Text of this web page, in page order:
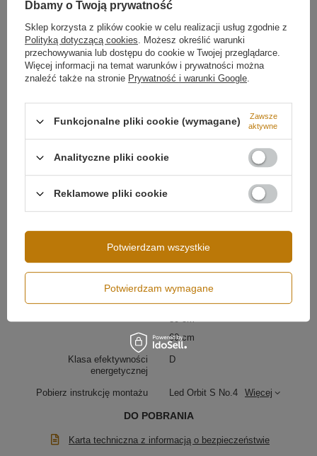
Podsumowanie
Lampa LED Orbit S No.4 w kolorze złoty satynowy
cztery okręgi LED120/100/80/60 cm, ciepłe światło
3000K , aluminiowa oprawa. Regulowana wysokość i
dowolne rozmieszczenieringów LED, stabilne
przestronnych salonów, jadalni, biur oraz
reprezentacyjnych wnętrz komercyjnych.
Możliwość ściemniania Brak ściemniania
Napięcie wejściowe
Klasa szczelności IP20
Średnica profilu
100 cm
80 cm
60 cm
Klasa efektywności
energetycznej
D
Pobierz instrukcję montażu Led Orbit S No.4 Więcej
DO POBRANIA
Karta techniczna z informacją o bezpieczeństwie
Dbamy o Twoją prywatność
Sklep korzysta z plików cookie w celu realizacji usług zgodnie z
Polityką dotyczącą cookies. Możesz określić warunki
przechowywania lub dostępu do cookie w Twojej przeglądarce.
Więcej informacji na temat warunków i prywatności można
znaleźć także na stronie Prywatność i warunki Google.
Funkcjonalne pliki cookie (wymagane)
Zawsze
aktywne
Analityczne pliki cookie
Reklamowe pliki cookie
Potwierdzam wymagane
Potwierdzam wszystkie